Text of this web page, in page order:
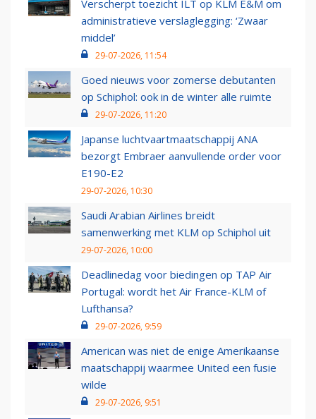
Verscherpt toezicht ILT op KLM E&M om
administratieve verslaglegging: ‘Zwaar
middel’
29-07-2026, 11:54
Goed nieuws voor zomerse debutanten
op Schiphol: ook in de winter alle ruimte
29-07-2026, 11:20
Japanse luchtvaartmaatschappij ANA
bezorgt Embraer aanvullende order voor
E190-E2
29-07-2026, 10:30
Saudi Arabian Airlines breidt
samenwerking met KLM op Schiphol uit
29-07-2026, 10:00
Deadlinedag voor biedingen op TAP Air
Portugal: wordt het Air France-KLM of
Lufthansa?
29-07-2026, 9:59
American was niet de enige Amerikaanse
maatschappij waarmee United een fusie
wilde
29-07-2026, 9:51